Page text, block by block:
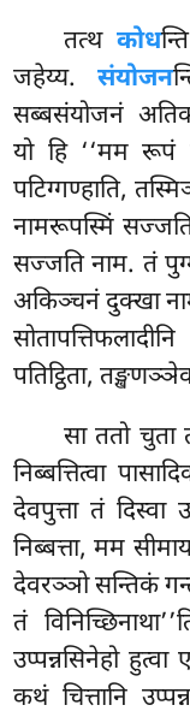
तत्थ कोध
जहेय्य.संयोजन
सब्बसंयोजनं
यो हि ‘‘मम रूपं
पटिग्गण्हाति,
नामरूपस्मिं
सज्जति नाम. तं
अकिञ्चनंदुक्खा
पतिट्ठिता,
सा ततो चुता
निब्बत्तित्वा
देवपुत्ता तं दिस्वा
निब्बत्ता, मम
देवरञ्ञो सन्तिकं
तं
उप्पन्नसिनेहो हुत्वा
कथं चित्तानि